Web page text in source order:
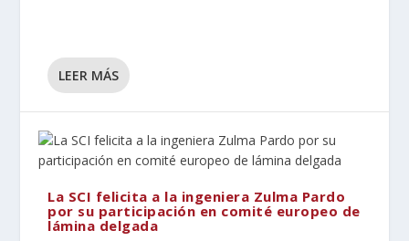
LEER MÁS
La SCI felicita a la ingeniera Zulma Pardo
por su participación en comité europeo de
lámina delgada